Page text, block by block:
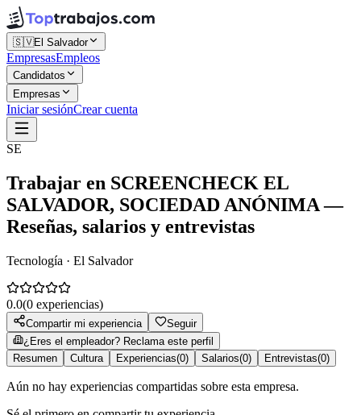
🇸🇻El Salvador
EmpresasEmpleos
Candidatos
Empresas
Iniciar sesiónCrear cuenta
SE
Trabajar en SCREENCHECK EL
SALVADOR, SOCIEDAD ANÓNIMA—
Reseñas, salarios y entrevistas
Tecnología · El Salvador
0.0(0 experiencias)
Compartir mi experiencia
Seguir
¿Eres el empleador? Reclama este perfil
Resumen
Cultura Experiencias(0) Salarios(0) Entrevistas(0)
Aún no hay experiencias compartidas sobre esta empresa.